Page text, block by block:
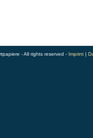
- All rights reserved - Imprint |